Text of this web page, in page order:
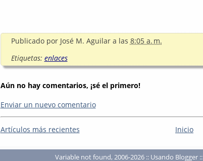
Publicado por José M. Aguilar a las 8:05 a. m.
Etiquetas: enlaces
Aún no hay comentarios, ¡sé el primero!
Enviar un nuevo comentario
Artículos más recientes Inicio
Variable not found, 2006-2026 :: Usando Blogger